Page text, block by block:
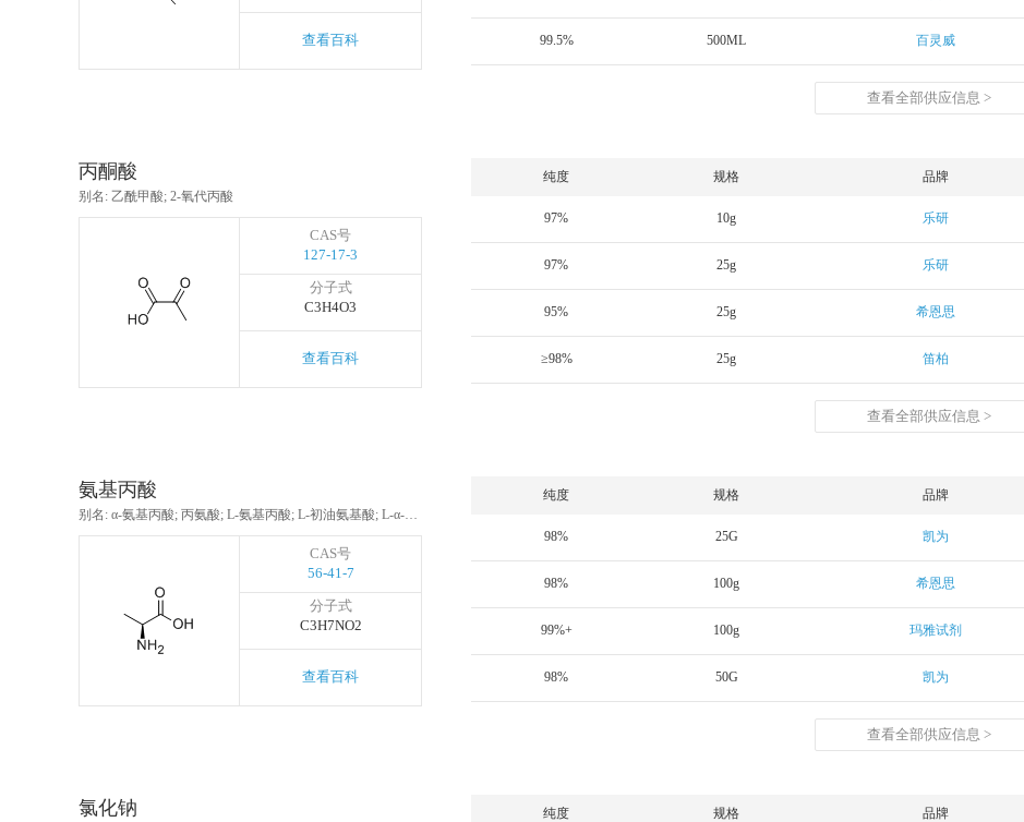
查看百科 99.5% 500ML 百灵威
查看全部供应信息 >
丙酮酸
别名: 乙酰甲酸; 2-氧代丙酸
CAS号
127-17-3
分子式
C3H4O3
查看百科
纯度 规格 品牌
97% 10g 乐研
97% 25g 乐研
95% 25g 希恩思
≥98% 25g 笛柏
查看全部供应信息 >
氨基丙酸
别名: α-氨基丙酸; 丙氨酸; L-氨基丙酸; L-初油氨基酸; L-α-丝析氨酸; 2-氨基丙酸; α-丙氨酸; L-丙胺酸
CAS号
56-41-7
分子式
C3H7NO2
查看百科
纯度 规格 品牌
98% 25G 凯为
98% 100g 希恩思
99%+ 100g 玛雅试剂
98% 50G 凯为
查看全部供应信息 >
氯化钠 纯度 规格 品牌